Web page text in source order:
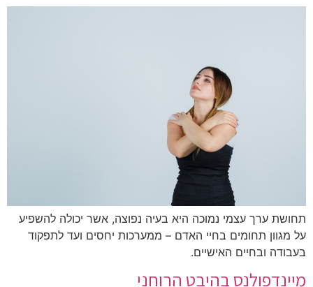
תחושת ערך עצמי נמוכה היא בעיה נפוצה, אשר יכולה להשפיע
על מגוון תחומים בחיי האדם – ממערכות יחסים ועד לתפקוד
בעבודה ובחיים האישיים.
מיינדפולנס בהיבט הרוחני